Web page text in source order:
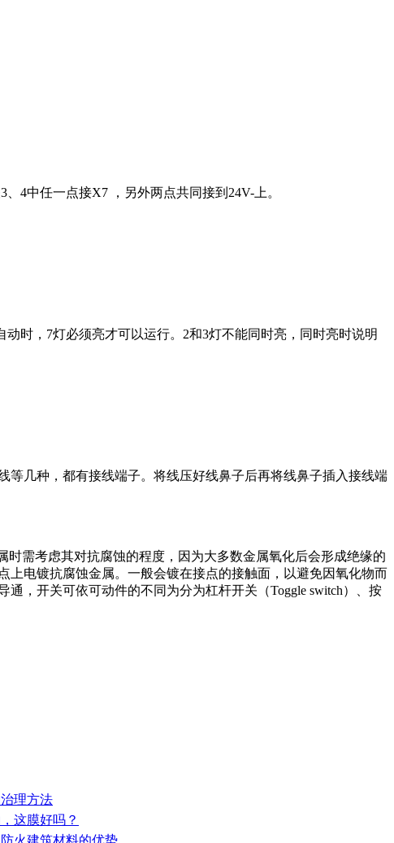
4中任一点接X7 ，另外两点共同接到24V-上。
时，7灯必须亮才可以运行。2和3灯不能同时亮，同时亮时说明
几种，都有接线端子。将线压好线鼻子后再将线鼻子插入接线端
需考虑其对抗腐蚀的程度，因为大多数金属氧化后会形成绝缘的
上电镀抗腐蚀金属。一般会镀在接点的接触面，以避免因氧化物而
，开关可依可动件的不同为分为杠杆开关（Toggle switch）、按
理方法
这膜好吗？
火建筑材料的优势